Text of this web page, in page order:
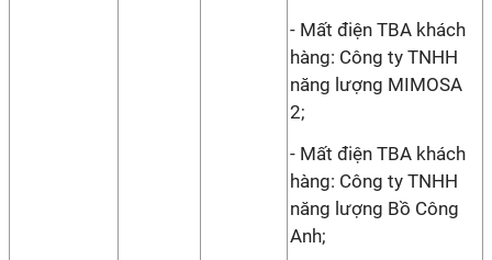
- Mất điện TBA khách
hàng: Công ty TNHH
năng lượng MIMOSA
2;
- Mất điện TBA khách
hàng: Công ty TNHH
năng lượng Bồ Công
Anh;